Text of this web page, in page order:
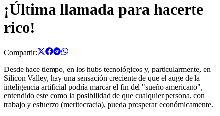
¡Última llamada para hacerte
rico!
Compartir:
Desde hace tiempo, en los hubs tecnológicos y, particularmente, en
Silicon Valley, hay una sensación creciente de que el auge de la
inteligencia artificial podría marcar el fin del "sueño americano",
entendido éste como la posibilidad de que cualquier persona, con
trabajo y esfuerzo (meritocracia), pueda prosperar económicamente.